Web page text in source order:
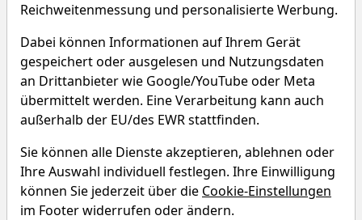
Watchlist WE3 WKN 938508
0,566 € 0,00 %
Echtzeit-Aktienkurs 08.08.2026, 05:58 Uhr
Was macht Sievi
Capital?
Unternehmensprofil
Reichweitenmessung und personalisierte Werbung.
Dabei können Informationen auf Ihrem Gerät
gespeichert oder ausgelesen und Nutzungsdaten
an Drittanbieter wie Google/YouTube oder Meta
übermittelt werden. Eine Verarbeitung kann auch
außerhalb der EU/des EWR stattfinden.
Sie können alle Dienste akzeptieren, ablehnen oder
Ihre Auswahl individuell festlegen. Ihre Einwilligung
können Sie jederzeit über die Cookie-Einstellungen
im Footer widerrufen oder ändern.